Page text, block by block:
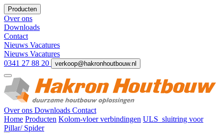
Producten
Over ons
Downloads
Contact
Nieuws Vacatures
Nieuws Vacatures
0341 27 88 20
verkoop@hakronhoutbouw.nl
Over ons Downloads Contact
Home Producten Kolom-vloer verbindingen ULS_sluitring voor
Pillar/ Spider